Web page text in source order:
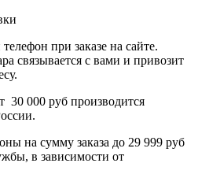
при заказе на сайте.
связывается с вами и привозит
30 000 руб производится
на сумму заказа до 29 999 руб
в зависимости от